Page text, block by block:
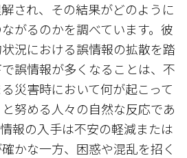
され、その結果がどのように
がるのかを調べています。彼
況における誤情報の拡散を踏
誤情報が多くなることは、不
災害時において何が起こって
努める人々の自然な反応であ
報の入手は不安の軽減または
かな一方、困惑や混乱を招く